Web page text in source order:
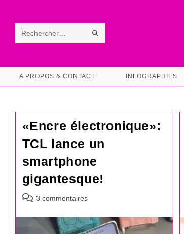
contentRechercher
ce RECHERCHE
A PROPOS & CONTACT INFOGRAPHIES
«Encre électronique»:
TCL lance un
smartphone
gigantesque!
Commentaires
la
publication :
3 commentaires